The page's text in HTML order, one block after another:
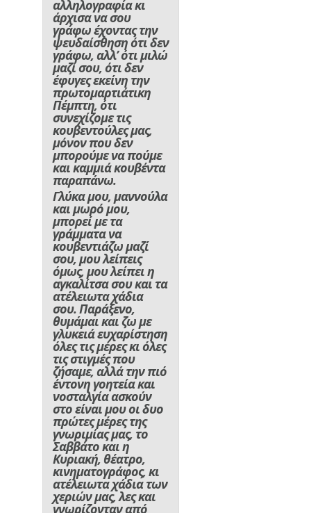
αλληλογραφία κι
άρχισα να σου
γράφω έχοντας την
ψευδαίσθηση ότι δεν
γράφω, αλλ’ ότι μιλώ
μαζί σου, ότι δεν
έφυγες εκείνη την
πρωτομαρτιάτικη
Πέμπτη, ότι
συνεχίζομε τις
κουβεντούλες μας,
μόνον που δεν
μπορούμε να πούμε
και καμμιά κουβέντα
παραπάνω.
Γλύκα μου, μαννούλα
και μωρό μου,
μπορεί με τα
γράμματα να
κουβεντιάζω μαζί
σου, μου λείπεις
όμως, μου λείπει η
αγκαλίτσα σου και τα
ατέλειωτα χάδια
σου. Παράξενο,
θυμάμαι και ζω με
γλυκειά ευχαρίστηση
όλες τις μέρες κι όλες
τις στιγμές που
ζήσαμε, αλλά την πιό
έντονη γοητεία και
νοσταλγία ασκούν
στο είναι μου οι δυο
πρώτες μέρες της
γνωριμίας μας, το
Σαββάτο και η
Κυριακή, θέατρο,
κινηματογράφος, κι
ατέλειωτα χάδια των
χεριών μας, λες και
γνωρίζονταν από